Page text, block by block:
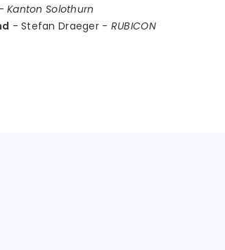
-Kanton Solothurn
- Stefan Draeger - RUBICON